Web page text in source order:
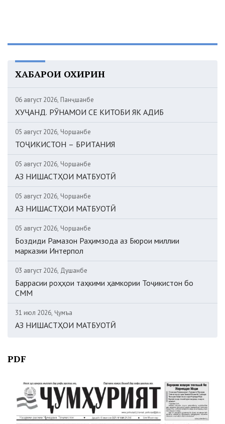
ХАБАРҲОИ ОХИРИН
06 август 2026, Панҷшанбе
ХУҶАНД. РӮНАМОИ СЕ КИТОБИ ЯК АДИБ
05 август 2026, Чоршанбе
ТОҶИКИСТОН – БРИТАНИЯ
05 август 2026, Чоршанбе
АЗ НИШАСТҲОИ МАТБУОТӢ
05 август 2026, Чоршанбе
АЗ НИШАСТҲОИ МАТБУОТӢ
05 август 2026, Чоршанбе
Боздиди Рамазон Раҳимзода аз Бюрои миллии
марказии Интерпол
03 август 2026, Душанбе
Баррасии роҳҳои таҳкими ҳамкории Тоҷикистон бо
СММ
31 июл 2026, Ҷумъа
АЗ НИШАСТҲОИ МАТБУОТӢ
PDF